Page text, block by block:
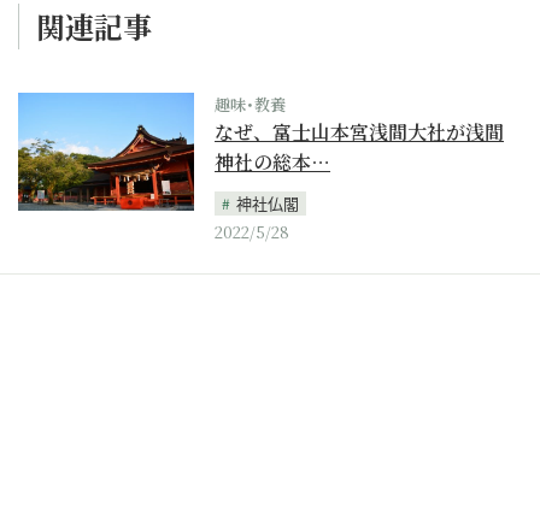
関連記事
趣味･教養
なぜ、富士山本宮浅間大社が浅間
神社の総本…
神社仏閣
2022/5/28